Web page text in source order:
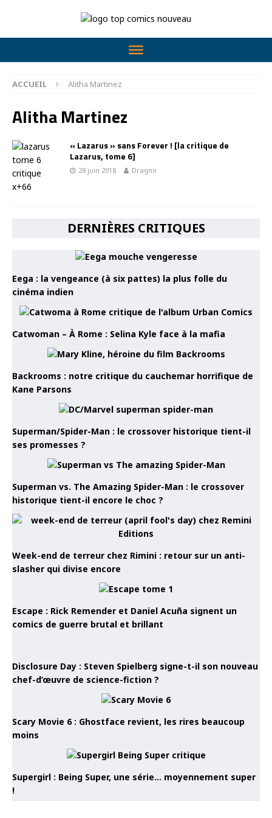
ACCUEIL Alitha Martinez
Alitha Martinez
« Lazarus » sans Forever ! [la critique de
Lazarus, tome 6]
28 juin 2018 Dragnir
DERNIÈRES CRITIQUES
Eega : la vengeance (à six pattes) la plus folle du
cinéma indien
Catwoman – À Rome : Selina Kyle face à la mafia
Backrooms : notre critique du cauchemar horrifique de
Kane Parsons
Superman/Spider-Man : le crossover historique tient-il
ses promesses ?
Superman vs. The Amazing Spider-Man : le crossover
historique tient-il encore le choc ?
Week-end de terreur chez Rimini : retour sur un anti-
slasher qui divise encore
Escape : Rick Remender et Daniel Acuña signent un
comics de guerre brutal et brillant
Disclosure Day : Steven Spielberg signe-t-il son nouveau
chef-d’œuvre de science-fiction ?
Scary Movie 6 : Ghostface revient, les rires beaucoup
moins
Supergirl : Being Super, une série… moyennement super
!